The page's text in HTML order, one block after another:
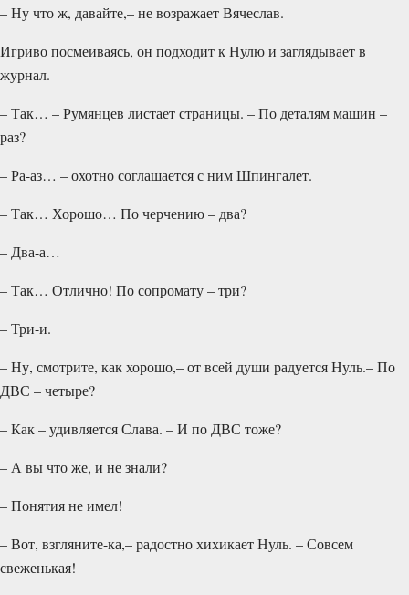
– Ну что ж, давайте,– не возражает Вячеслав.
Игриво посмеиваясь, он подходит к Нулю и заглядывает в
журнал.
– Так… – Румянцев листает страницы. – По деталям машин –
раз?
– Ра-аз… – охотно соглашается с ним Шпингалет.
– Так… Хорошо… По черчению – два?
– Два-а…
– Так… Отлично! По сопромату – три?
– Три-и.
– Ну, смотрите, как хорошо,– от всей души радуется Нуль.– По
ДВС – четыре?
– Как – удивляется Слава. – И по ДВС тоже?
– А вы что же, и не знали?
– Понятия не имел!
– Вот, взгляните-ка,– радостно хихикает Нуль. – Совсем
свеженькая!